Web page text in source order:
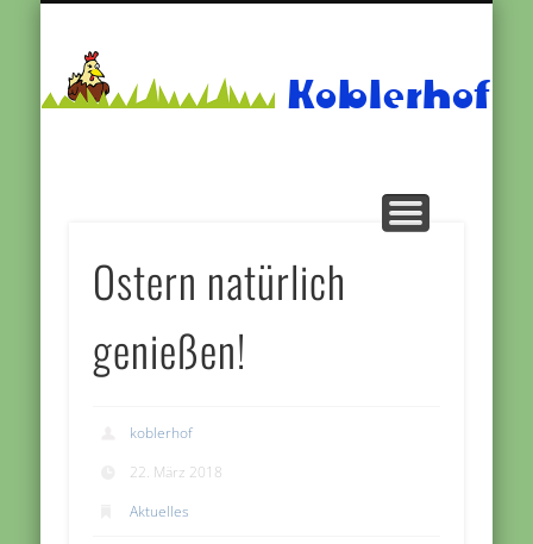
Koblerhof
Ostern natürlich
genießen!
koblerhof
22. März 2018
Aktuelles